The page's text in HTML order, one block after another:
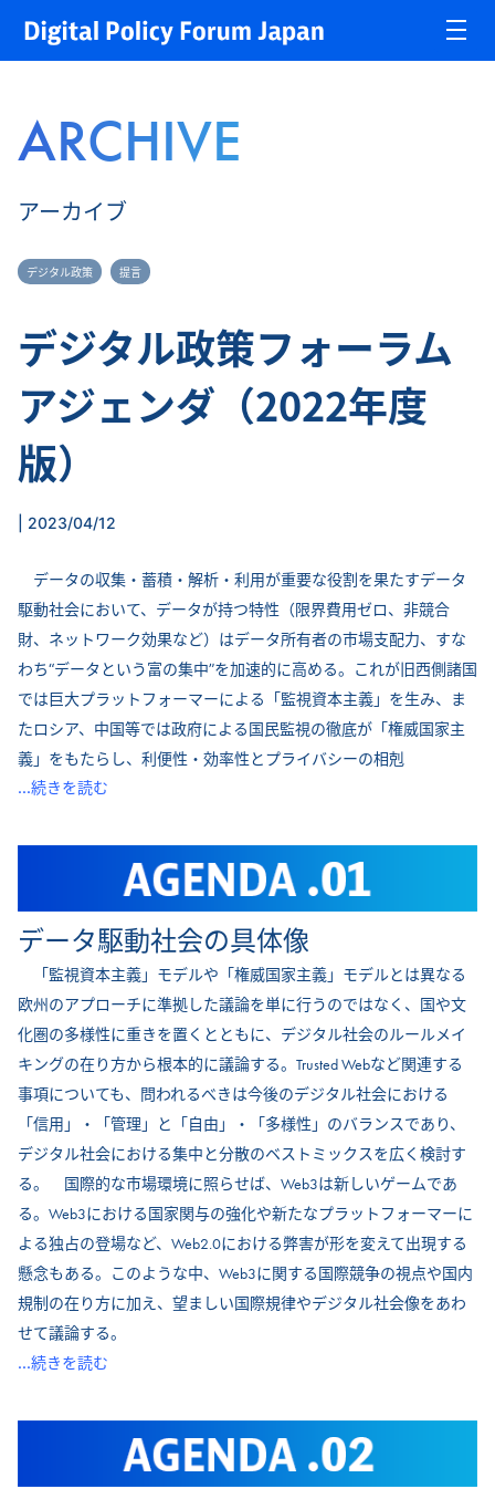
ARCHIVE
アーカイブ
デジタル政策 提言
デジタル政策フォーラム
アジェンダ（2022年度
版）
| 2023/04/12
データの収集・蓄積・解析・利用が重要な役割を果たすデータ
駆動社会において、データが持つ特性（限界費用ゼロ、非競合
財、ネットワーク効果など）はデータ所有者の市場支配力、すな
わち“データという富の集中”を加速的に高める。これが旧西側諸国
では巨大プラットフォーマーによる「監視資本主義」を生み、ま
たロシア、中国等では政府による国民監視の徹底が「権威国家主
義」をもたらし、利便性・効率性とプライバシーの相剋
...続きを読む
データ駆動社会の具体像
「監視資本主義」モデルや「権威国家主義」モデルとは異なる
欧州のアプローチに準拠した議論を単に行うのではなく、国や文
化圏の多様性に重きを置くとともに、デジタル社会のルールメイ
キングの在り方から根本的に議論する。Trusted Webなど関連する
事項についても、問われるべきは今後のデジタル社会における
「信用」・「管理」と「自由」・「多様性」のバランスであり、
デジタル社会における集中と分散のベストミックスを広く検討す
る。 国際的な市場環境に照らせば、Web3は新しいゲームであ
る。Web3における国家関与の強化や新たなプラットフォーマーに
よる独占の登場など、Web2.0における弊害が形を変えて出現する
懸念もある。このような中、Web3に関する国際競争の視点や国内
規制の在り方に加え、望ましい国際規律やデジタル社会像をあわ
せて議論する。
...続きを読む